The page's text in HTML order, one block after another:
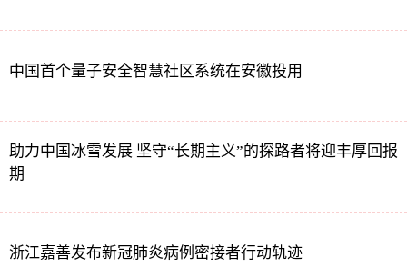
中国首个量子安全智慧社区系统在安徽投用
助力中国冰雪发展 坚守“长期主义”的探路者将迎丰厚回报
期
浙江嘉善发布新冠肺炎病例密接者行动轨迹